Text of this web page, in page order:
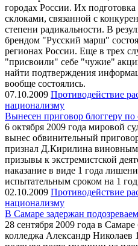
городах России. Их
склоками, связанной с
степени радикальности. В
брендом "Русский марш"
регионах России. Еще в трех
"присвоили" себе "чужие"
найти подтверждения
вообще состоялись.
07.10.2009 Противодействие
национализму
Вынесен приговор блоггеру
6 октября 2009 года мировой
вынес обвинительный
признал Д.Кирилина
призывы к экстремистской
наказание в виде 1 года
испытательным сроком на 1
02.10.2009 Противодействие
национализму
В Самаре задержан
28 сентября 2009 года в
колледжа Александр Николаев